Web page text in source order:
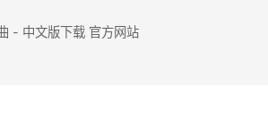
- 中文版下载 官方网站